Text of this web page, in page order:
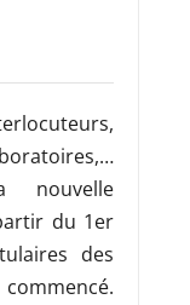
nouvelle
du 1er
des